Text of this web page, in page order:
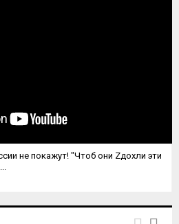
не покажут! "Чтоб они Zдохли эти